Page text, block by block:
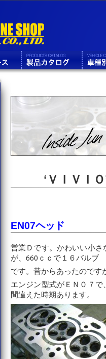
‘ＶＩＶＩ
EN07ヘッド
営業Ｄです。かわいい小
が、660ｃｃで１６バルブ
です。昔からあったのです
エンジン型式がＥＮ０７
間違えた時期あります。